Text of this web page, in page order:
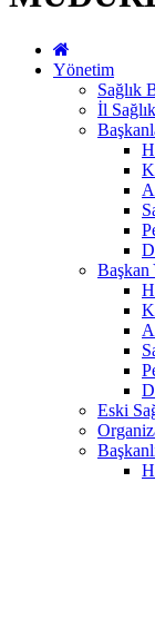
Yönetim
Sağlık
İl
Başkan
Eski